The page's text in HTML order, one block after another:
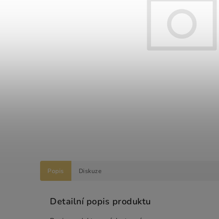
Popis Diskuze
Detailní popis produktu